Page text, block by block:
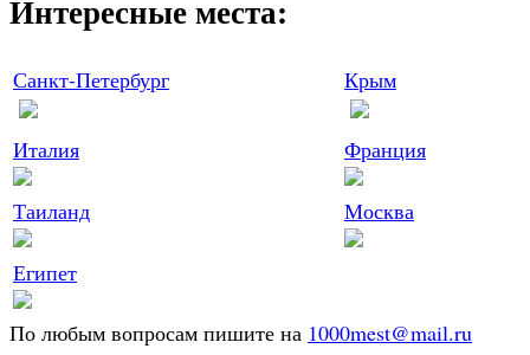
Интересные места:
Санкт-Петербург Крым
Италия Франция
Таиланд Москва
Египет
По любым вопросам пишите на 1000mest@mail.ru